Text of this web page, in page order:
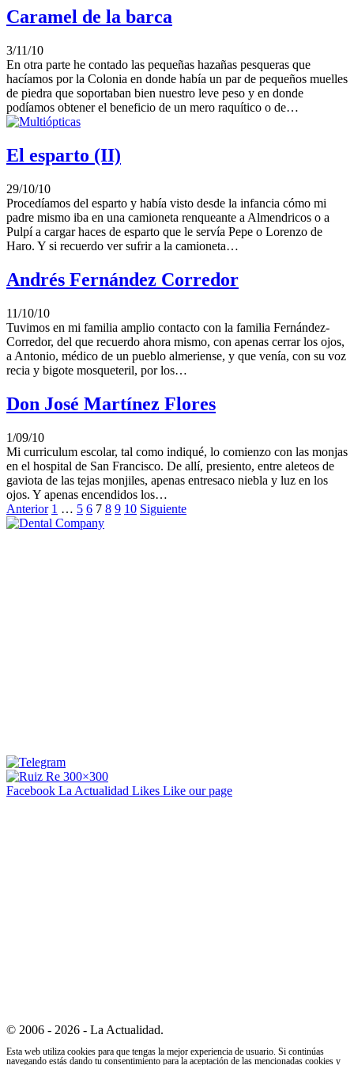
Caramel de la barca
3/11/10
En otra parte he contado las pequeñas hazañas pesqueras que
hacíamos por la Colonia en donde había un par de pequeños muelles
de piedra que soportaban bien nuestro leve peso y en donde
podíamos obtener el beneficio de un mero raquítico o de…
El esparto (II)
29/10/10
Procedíamos del esparto y había visto desde la infancia cómo mi
padre mismo iba en una camioneta renqueante a Almendricos o a
Pulpí a cargar haces de esparto que le servía Pepe o Lorenzo de
Haro. Y si recuerdo ver sufrir a la camioneta…
Andrés Fernández Corredor
11/10/10
Tuvimos en mi familia amplio contacto con la familia Fernández-
Corredor, del que recuerdo ahora mismo, con apenas cerrar los ojos,
a Antonio, médico de un pueblo almeriense, y que venía, con su voz
recia y bigote mosqueteril, por los…
Don José Martínez Flores
1/09/10
Mi curriculum escolar, tal como indiqué, lo comienzo con las monjas
en el hospital de San Francisco. De allí, presiento, entre aleteos de
gaviota de las tejas monjiles, apenas entresaco niebla y luz en los
ojos. Y apenas encendidos los…
Anterior 1 … 5 6 7 8 9 10 Siguiente
Facebook La Actualidad Likes Like our page
© 2006 - 2026 - La Actualidad.
Esta web utiliza cookies para que tengas la mejor experiencia de usuario. Si continúas
navegando estás dando tu consentimiento para la aceptación de las mencionadas cookies y